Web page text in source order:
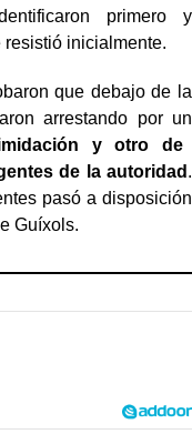
primero y
inicialmente.
que debajo de la
arrestando por un
y otro de
de la autoridad .
pasó a disposición
Guíxols.